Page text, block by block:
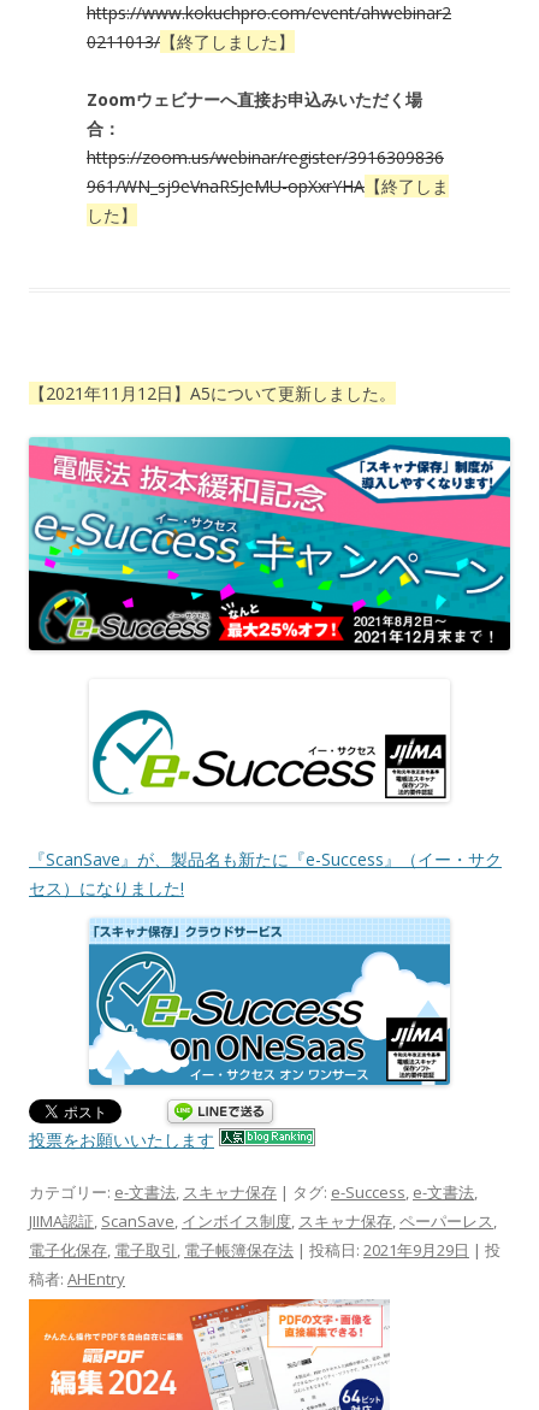
https://www.kokuchpro.com/event/ahwebinar2
0211013/ 【終了しました】
Zoomウェビナーへ直接お申込みいただく場
合：
https://zoom.us/webinar/register/3916309836
961/WN_sj9eVnaRSJeMU-opXxrYHA 【終了しま
した】
【2021年11月12日】A5について更新しました。
『ScanSave』が、製品名も新たに『e-Success』（イー・サク
セス）になりました!
投票をお願いいたします
カテゴリー: e-文書法, スキャナ保存 | タグ: e-Success, e-文書法,
JIIMA認証, ScanSave, インボイス制度, スキャナ保存,ペーパーレス,
電子化保存, 電子取引, 電子帳簿保存法 | 投稿日: 2021年9月29日 | 投
稿者: AHEntry